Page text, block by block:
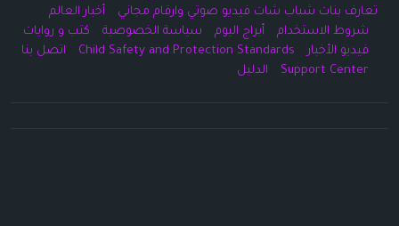
تعارف بنات شباب شات فيديو صوتي وارقام مجاني
أخبار العالم
شروط الاستخدام
أبراج اليوم سياسة الخصوصية
كتب و روايات
فيديو الأخبار
Child Safety and Protection Standards
اتصل بنا
Support Center
الدليل